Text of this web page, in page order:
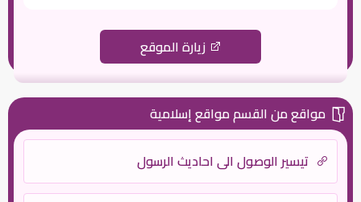
زيارة الموقع
مواقع من القسم مواقع إسلامية
تيسير الوصول الى احاديث الرسول